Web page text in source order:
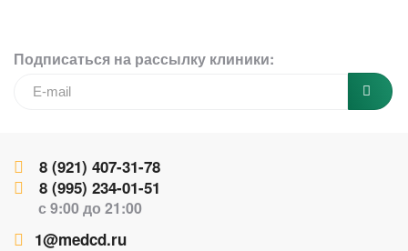
8 (921) 407-31-78
8 (995) 234-01-51
с 9:00 до 21:00
1@medcd.ru
Подписаться на рассылку клиники: